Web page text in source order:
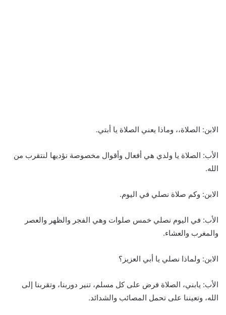
الابن: الصلاة،، وماذا يعني الصلاة يا أبتي.
الأب: الصلاة يا ولدي هي أفعال وأقوال مخصوصة نؤديها لنتقرب من
الله.
الابن: وكم صلاة نصلي في اليوم.
الأب: في اليوم نصلي خمس صلوات وهي الفجر والظهر والعصر
والمغرب والعشاء.
الابن: ولماذا نصلي يا أبي العزيز؟
الأب: يابني، الصلاة فرض على كل مسلم، تنير دوربنا، وتقربنا إلى
الله، وتعيننا على تحمل المصائب والشدائد.